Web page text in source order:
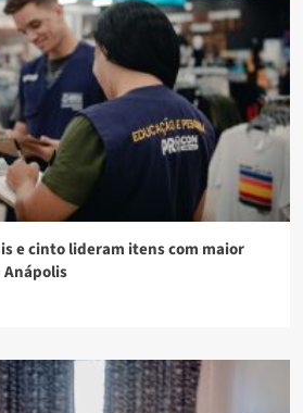
e cinto lideram itens com maior
Anápolis